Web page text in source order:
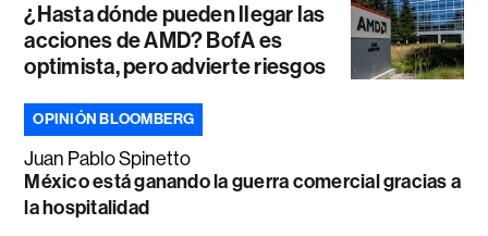
¿Hasta dónde pueden llegar las
acciones de AMD? BofA es
optimista, pero advierte riesgos
OPINIÓN BLOOMBERG
Juan Pablo Spinetto
México está ganando la guerra comercial gracias a
la hospitalidad